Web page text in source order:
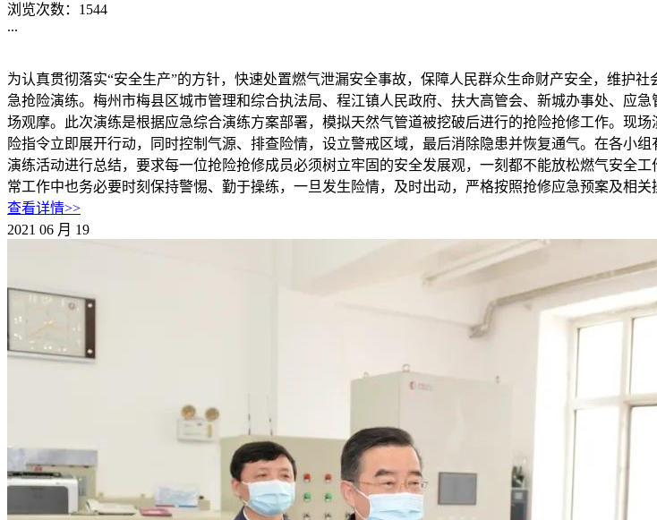
浏览次数： 1544
...
为认真贯彻落实“安全生产”的方针，快速处置燃气泄漏安全事故，保障人民群众生命财产安全，维护
急抢险演练。梅州市梅县区城市管理和综合执法局、程江镇人民政府、扶大高管会、新城办事处、应
场观摩。此次演练是根据应急综合演练方案部署，模拟天然气管道被挖破后进行的抢险抢修工作。现
险指令立即展开行动，同时控制气源、排查险情，设立警戒区域，最后消除隐患并恢复通气。在各小
演练活动进行总结，要求每一位抢险抢修成员必须树立牢固的安全发展观，一刻都不能放松燃气安全
常工作中也务必要时刻保持警惕、勤于操练，一旦发生险情，及时出动，严格按照抢修应急预案及相
查看详情>>
2021 06 月 19